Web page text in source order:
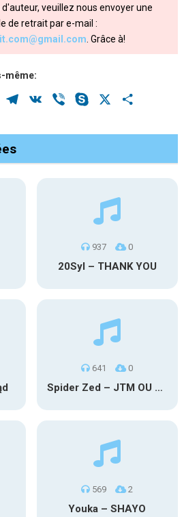
veuillez nous envoyer une
de retrait par e-mail :
. Grâce à!
même:
LinkedInTelegram
VK Viber Skype
937 0
20Syl – THANK YOU
641 0
Spider Zed – JTM OU TG
569 2
Youka – SHAYO